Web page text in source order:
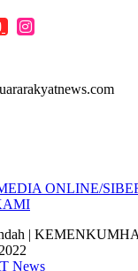
ONLINE/
|